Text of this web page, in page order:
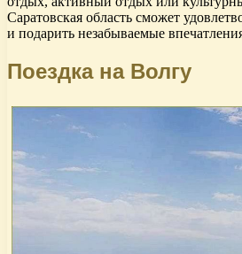
Саратовская область сможет
и подарить незабываемые
Поездка на Волгу